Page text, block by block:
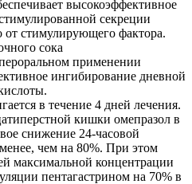
высокоэффективное
секреции
от стимулирующего фактора.
сока
применении
ингибирование дневной
в течение 4 дней лечения.
кишки омепразол в
снижение 24-часовой
чем на 80%. При этом
максимальной концентрации
пентагастрином на 70% в